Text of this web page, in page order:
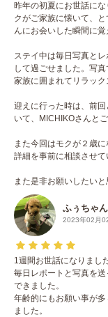
昨年の初夏にお世話に
クがご家族に懐いて、
んにお会いした瞬間に覚
ステイ中は毎日写真と
して過ごせました。写
家族に囲まれてリラック
迎えに行った時は、前
いて、MICHIKOさんと
また今回はモクが２歳
詳細を事前に相談させて
また是非お願いしたい
ふぅちゃ
2023年02月
1週間お世話になりました
毎日レポートと写真を
できました。
年齢的にもお願い事が
ました。